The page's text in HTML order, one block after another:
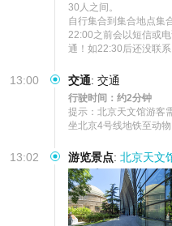
30人之间。
自行集合到集合地点集
22:00之前会以短信或
通！如22:30后还没联
13:00 交通: 交通
行驶时间：约2分钟
提示：北京天文馆游客
坐北京4号线地铁至动
13:02 游览景点: 北京天文